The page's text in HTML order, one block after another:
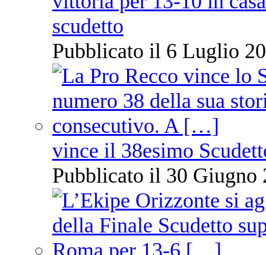
scudetto
Pubblicato il 6 Luglio
vince il 38esimo
Pubblicato il 30 Giugno